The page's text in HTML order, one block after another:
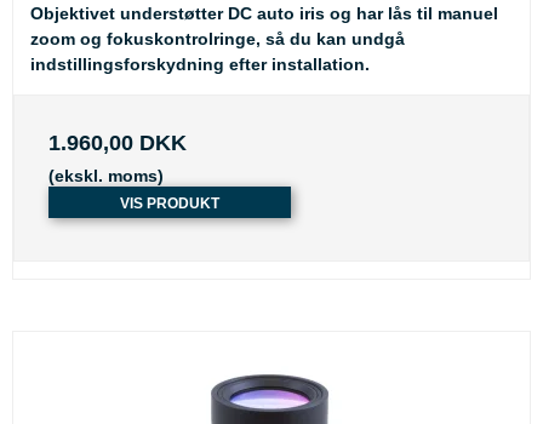
Objektivet understøtter DC auto iris og har lås til manuel
zoom og fokuskontrolringe, så du kan undgå
indstillingsforskydning efter installation.
1.960,00 DKK
(ekskl. moms)
VIS PRODUKT